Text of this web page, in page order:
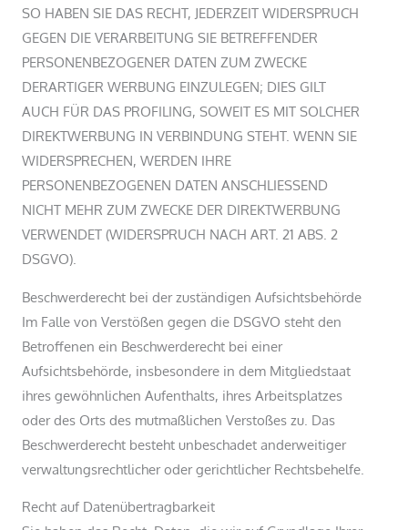
SO HABEN SIE DAS RECHT, JEDERZEIT WIDERSPRUCH
GEGEN DIE VERARBEITUNG SIE BETREFFENDER
PERSONENBEZOGENER DATEN ZUM ZWECKE
DERARTIGER WERBUNG EINZULEGEN; DIES GILT
AUCH FÜR DAS PROFILING, SOWEIT ES MIT SOLCHER
DIREKTWERBUNG IN VERBINDUNG STEHT. WENN SIE
WIDERSPRECHEN, WERDEN IHRE
PERSONENBEZOGENEN DATEN ANSCHLIESSEND
NICHT MEHR ZUM ZWECKE DER DIREKTWERBUNG
VERWENDET (WIDERSPRUCH NACH ART. 21 ABS. 2
DSGVO).
Beschwerde­recht bei der zuständigen Aufsichts­behörde
Im Falle von Verstößen gegen die DSGVO steht den
Betroffenen ein Beschwerderecht bei einer
Aufsichtsbehörde, insbesondere in dem Mitgliedstaat
ihres gewöhnlichen Aufenthalts, ihres Arbeitsplatzes
oder des Orts des mutmaßlichen Verstoßes zu. Das
Beschwerderecht besteht unbeschadet anderweitiger
verwaltungsrechtlicher oder gerichtlicher Rechtsbehelfe.
Recht auf Daten­übertrag­barkeit